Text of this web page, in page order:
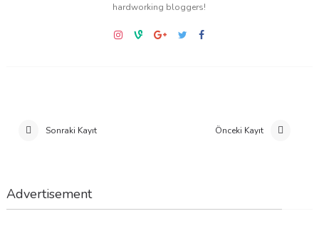
hardworking bloggers!
Sonraki Kayıt Önceki Kayıt
Advertisement